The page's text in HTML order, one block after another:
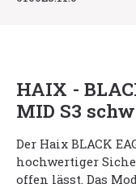
HAIX -
MID S3
Der Haix BLACK
hochwertiger
offen lässt. Das